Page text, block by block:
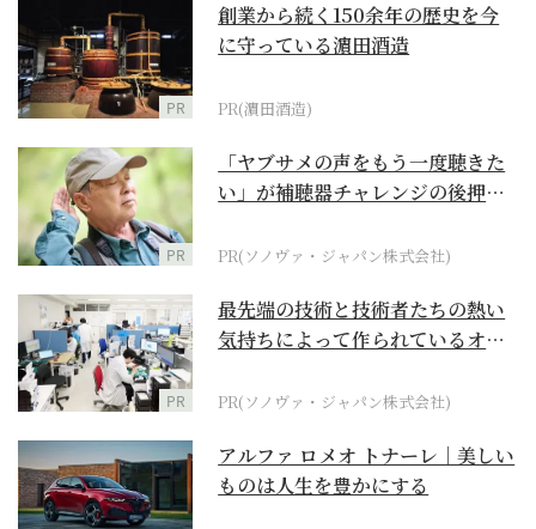
PR
創業から続く150余年の歴史を今
に守っている濵田酒造
PR(濵田酒造)
PR
「ヤブサメの声をもう一度聴きた
い」が補聴器チャレンジの後押し
PR(ソノヴァ・ジャパン株式会社)
PR
最先端の技術と技術者たちの熱い
気持ちによって作られているオー
PR(ソノヴァ・ジャパン株式会社)
アルファ ロメオ トナーレ｜美しい
ものは人生を豊かにする